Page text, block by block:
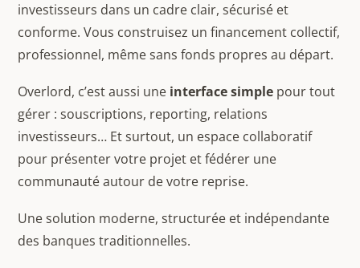
investisseurs dans un cadre clair, sécurisé et
conforme. Vous construisez un financement collectif,
professionnel, même sans fonds propres au départ.
Overlord, c’est aussi une interface simple pour tout
gérer : souscriptions, reporting, relations
investisseurs… Et surtout, un espace collaboratif
pour présenter votre projet et fédérer une
communauté autour de votre reprise.
Une solution moderne, structurée et indépendante
des banques traditionnelles.